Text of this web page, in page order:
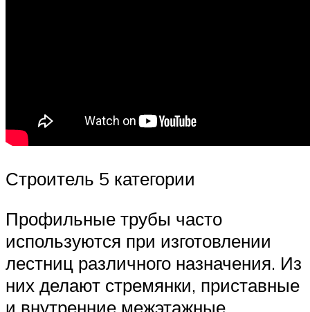
Строитель 5 категории
Профильные трубы часто
используются при изготовлении
лестниц различного назначения. Из
них делают стремянки, приставные
и внутренние межэтажные